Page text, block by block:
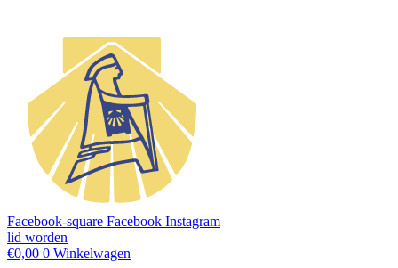
Facebook-square Facebook Instagram
lid worden
€0,00 0 Winkelwagen